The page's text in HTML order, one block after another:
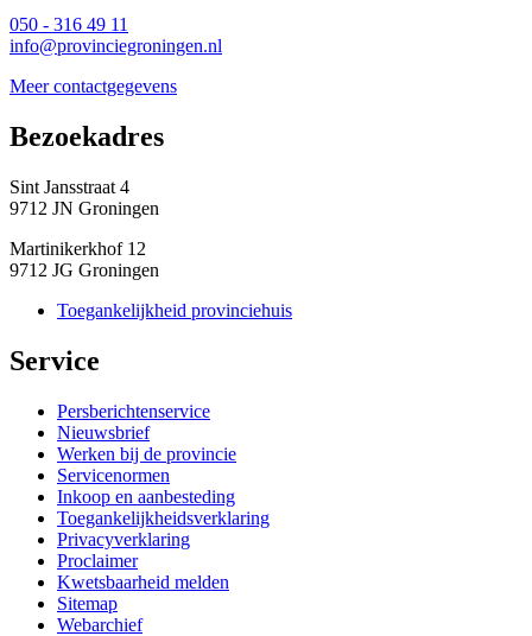
050 - 316 49 11
info@provinciegroningen.nl
Meer contactgegevens
Bezoekadres
Sint Jansstraat 4
9712 JN Groningen
Martinikerkhof 12
9712 JG Groningen
Toegankelijkheid provinciehuis
Service
Persberichtenservice
Nieuwsbrief
Werken bij de provincie
Servicenormen
Inkoop en aanbesteding
Toegankelijkheidsverklaring
Privacyverklaring
Proclaimer
Kwetsbaarheid melden
Sitemap
Webarchief